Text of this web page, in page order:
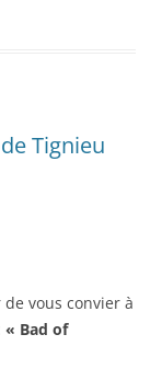
Tignieu
vous convier à
« Bad of